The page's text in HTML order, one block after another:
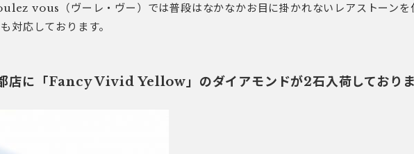
vous（ヴーレ・ヴー）では普段はなかなかお目に掛かれないレアストーンを
対応しております。
店に「Fancy Vivid Yellow」のダイアモンドが2石入荷しておりま